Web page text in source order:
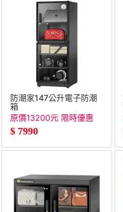
防潮家147公升電子防潮
箱
原價13200元 限時優惠
$ 7990